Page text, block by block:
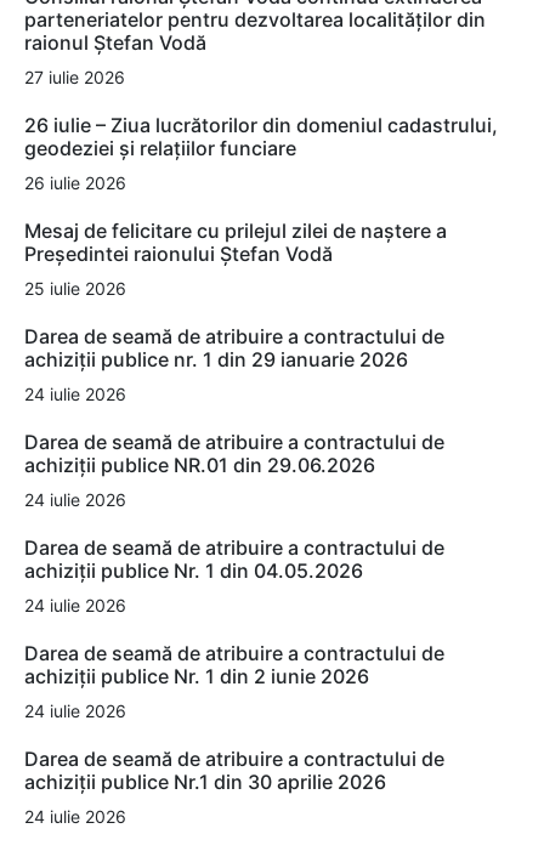
parteneriatelor pentru dezvoltarea localităților din
raionul Ștefan Vodă
27 iulie 2026
26 iulie – Ziua lucrătorilor din domeniul cadastrului,
geodeziei și relațiilor funciare
26 iulie 2026
Mesaj de felicitare cu prilejul zilei de naștere a
Președintei raionului Ștefan Vodă
25 iulie 2026
Darea de seamă de atribuire a contractului de
achiziții publice nr. 1 din 29 ianuarie 2026
24 iulie 2026
Darea de seamă de atribuire a contractului de
achiziții publice NR.01 din 29.06.2026
24 iulie 2026
Darea de seamă de atribuire a contractului de
achiziții publice Nr. 1 din 04.05.2026
24 iulie 2026
Darea de seamă de atribuire a contractului de
achiziții publice Nr. 1 din 2 iunie 2026
24 iulie 2026
Darea de seamă de atribuire a contractului de
achiziții publice Nr.1 din 30 aprilie 2026
24 iulie 2026